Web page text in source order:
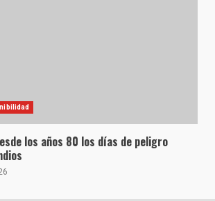
los años 80 los días de peligro